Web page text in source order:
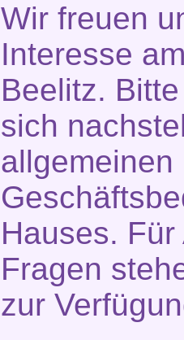
Wir freuen
Interesse
Beelitz.
sich
allgemeinen
Hauses.
Fragen
zur